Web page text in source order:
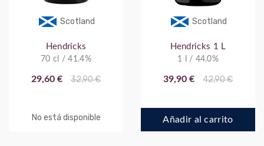
Scotland
Hendricks
70 cl / 41.4%
29,60 € 32,90 €
No está disponible
Scotland
Hendricks 1 L
1 l / 44.0%
39,90 € 42,90 €
Añadir al carrito